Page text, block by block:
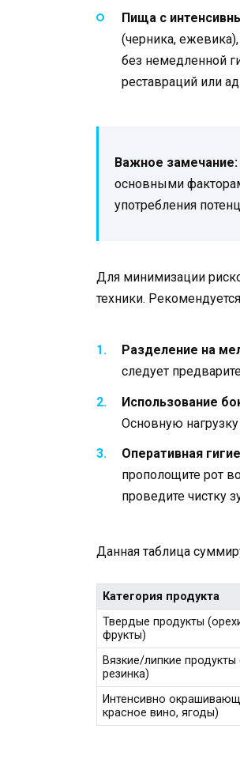
Пища с
(черника,
без немедленной
реставраций или
Важное замечание:
основными
употребления
Для минимизации
техники.
Разделение на
следует
Использование
Основную
Оперативная
прополощите рот
проведите чистку
Данная таблица
Категория продукта
Твердые продукты
фрукты)
Вязкие/липкие
резинка)
Интенсивно
красное вино, ягоды)